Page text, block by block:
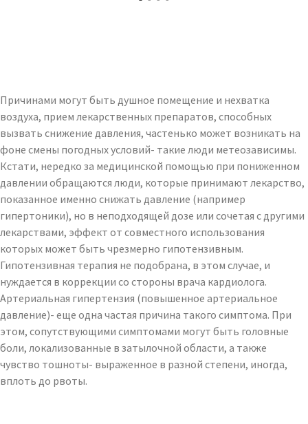
Причинами могут быть душное помещение и нехватка
воздуха, прием лекарственных препаратов, способных
вызвать снижение давления, частенько может возникать на
фоне смены погодных условий- такие люди метеозависимы.
Кстати, нередко за медицинской помощью при пониженном
давлении обращаются люди, которые принимают лекарство,
показанное именно снижать давление (например
гипертоники), но в неподходящей дозе или сочетая с другими
лекарствами, эффект от совместного использования
которых может быть чрезмерно гипотензивным.
Гипотензивная терапия не подобрана, в этом случае, и
нуждается в коррекции со стороны врача кардиолога.
Артериальная гипертензия (повышенное артериальное
давление)- еще одна частая причина такого симптома. При
этом, сопутствующими симптомами могут быть головные
боли, локализованные в затылочной области, а также
чувство тошноты- выраженное в разной степени, иногда,
вплоть до рвоты.